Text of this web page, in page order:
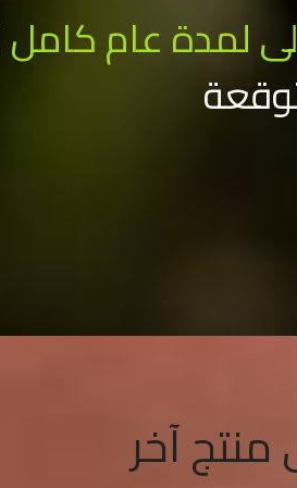
لمدة عام كامل
منتج آخر